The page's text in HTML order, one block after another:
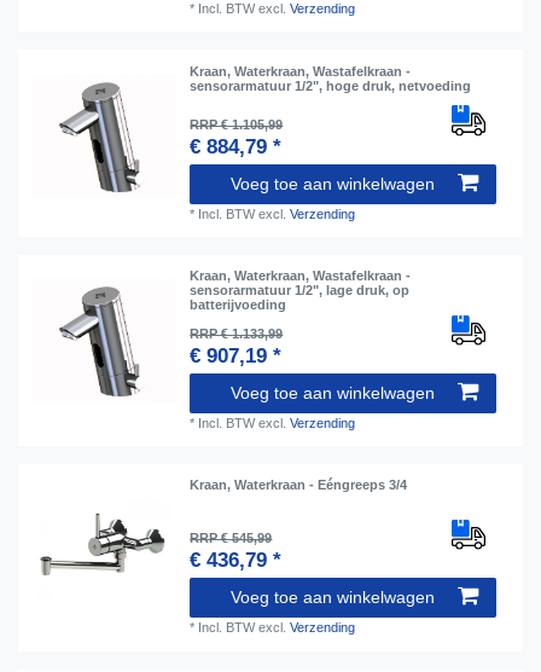
* Incl. BTWexcl.Verzending
Kraan, Waterkraan, Wastafelkraan -
sensorarmatuur 1/2", hoge druk, netvoeding
RRP € 1.105,99
€ 884,79 *
Voeg toe aan winkelwagen
* Incl. BTWexcl.Verzending
Kraan, Waterkraan, Wastafelkraan -
sensorarmatuur 1/2", lage druk, op
batterijvoeding
RRP € 1.133,99
€ 907,19 *
Voeg toe aan winkelwagen
* Incl. BTWexcl.Verzending
Kraan, Waterkraan - Eéngreeps 3/4
RRP € 545,99
€ 436,79 *
Voeg toe aan winkelwagen
* Incl. BTWexcl.Verzending